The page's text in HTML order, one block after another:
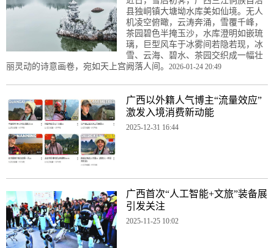
县独峒镇大塘坳水库美如仙境。无人
机凌空俯瞰，云涛奔涌，雪覆千峰，
茶园碧色半掩玉沙，水库澄明如嵌琉
璃，巨型风车于冰雾间若隐若现，冰
雪、云海、碧水、茶园交织成一幅壮
丽灵动的诗意画卷，宛如天上宫阙落人间。 2026-01-24 20:49
广西以外籍人气博主“流量效应”
激发入境消费新动能
2025-12-31 16:44
广西首次“人工智能+文旅”装备展
引发关注
2025-11-25 10:02